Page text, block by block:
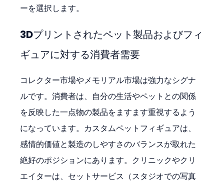
ーを選択します。
3Dプリントされたペット製品およびフィ
ギュアに対する消費者需要
コレクター市場やメモリアル市場は強力なシグナ
ルです。消費者は、自分の生活やペットとの関係
を反映した一点物の製品をますます重視するよう
になっています。カスタムペットフィギュアは、
感情的価値と製造のしやすさのバランスが取れた
絶好のポジションにあります。クリニックやクリ
エイターは、セットサービス（スタジオでの写真